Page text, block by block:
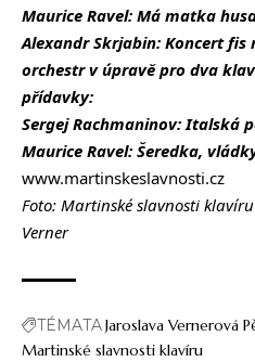
Maurice Ravel: Má matka
Alexandr Skrjabin: Koncert
orchestr v úpravě pro dva
přídavky:
Sergej Rachmaninov: Italská
Maurice Ravel: Šeredka,
www.martinskeslavnosti.cz
Foto: Martinské slavnosti
Verner
TÉMATAJaroslava Vernerová
Martinské slavnosti klavíru